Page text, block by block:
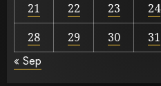
21
22 23 24
28
29 30 31
« Sep